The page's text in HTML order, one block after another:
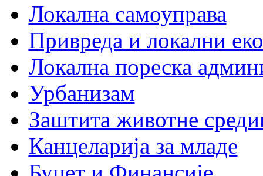
Локална самоуправа
Привреда и локални
Локална пореска
Урбанизам
Заштита животне
Канцеларија за младе